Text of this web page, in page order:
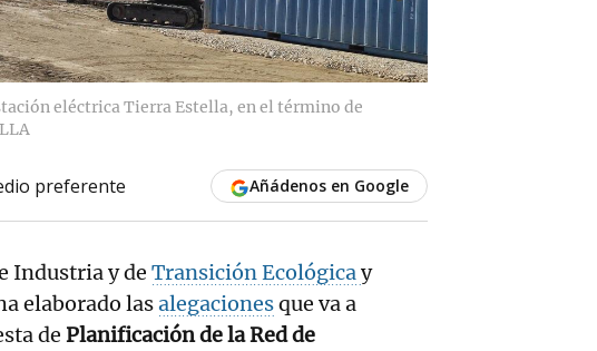
eléctrica Tierra Estella, en el término de
preferente Añádenos en Google
Industria y de Transición Ecológicay
elaborado lasalegacionesque va a
de Planificación de la Red de